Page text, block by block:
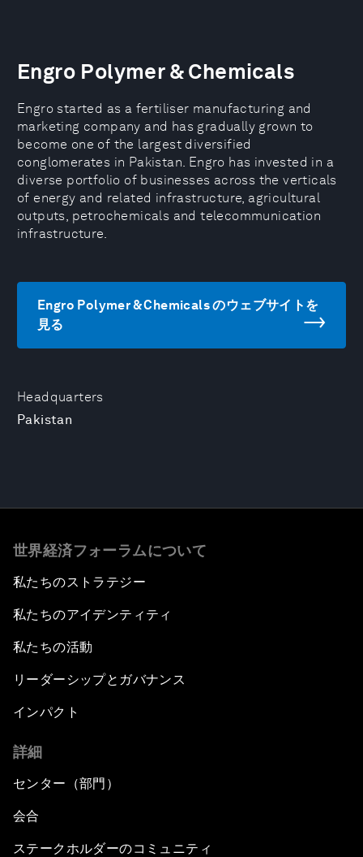
Headquarters
Pakistan
Engro Polymer & Chemicals
Engro started as a fertiliser manufacturing and
marketing company and has gradually grown to
become one of the largest diversified
conglomerates in Pakistan. Engro has invested in a
diverse portfolio of businesses across the verticals
of energy and related infrastructure, agricultural
outputs, petrochemicals and telecommunication
infrastructure.
Engro Polymer & Chemicals のウェブサイトを
見る
世界経済フォーラムについて
私たちのストラテジー
私たちのアイデンティティ
私たちの活動
リーダーシップとガバナンス
インパクト
詳細
センター（部門）
会合
ステークホルダーのコミュニティ